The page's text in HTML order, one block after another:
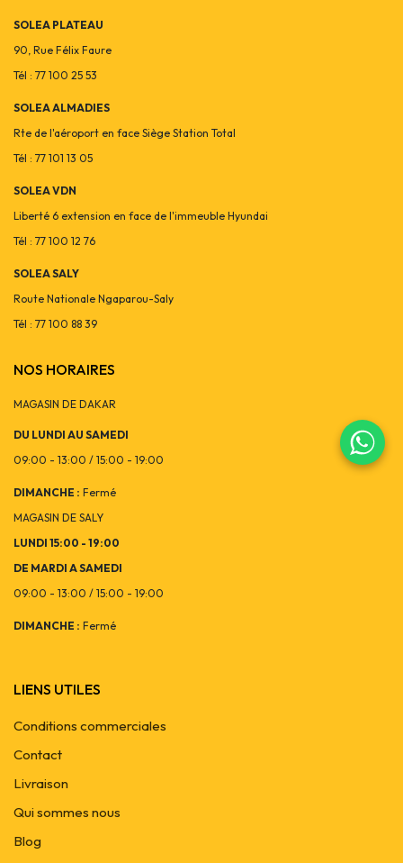
SOLEA PLATEAU
90, Rue Félix Faure
Tél : 77 100 25 53
SOLEA ALMADIES
Rte de l'aéroport en face Siège Station Total
Tél : 77 101 13 05
SOLEA VDN
Liberté 6 extension en face de l'immeuble Hyundai
Tél : 77 100 12 76
SOLEA SALY
Route Nationale Ngaparou-Saly
Tél : 77 100 88 39
NOS HORAIRES
MAGASIN DE DAKAR
DU LUNDI AU SAMEDI
09:00 - 13:00 / 15:00 - 19:00
DIMANCHE : Fermé
MAGASIN DE SALY
LUNDI 15:00 - 19:00
DE MARDI A SAMEDI
09:00 - 13:00 / 15:00 - 19:00
DIMANCHE : Fermé
LIENS UTILES
Conditions commerciales
Contact
Livraison
Qui sommes nous
Blog